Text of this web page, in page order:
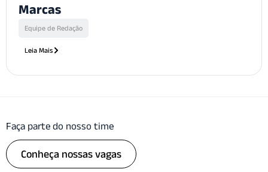
Marcas
Equipe de Redação
Leia Mais
Faça parte do nosso time
Conheça nossas vagas